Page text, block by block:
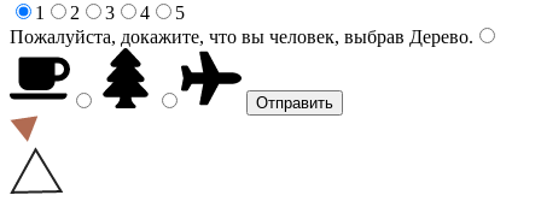
1
2 3 4
5
Пожалуйста, докажите, что вы человек, выбрав Дерево.